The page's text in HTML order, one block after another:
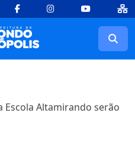
[2] Busca [3] Rodapé [4]
FacebookInstagramYoutube
Escola Altamirando serão